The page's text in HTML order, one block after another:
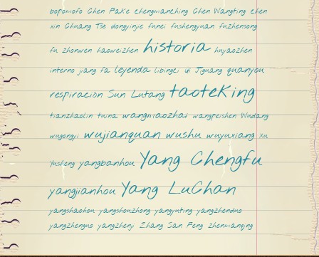
bopomofo Chen Fake chengmanching Chen Wangting chen
xin Chuang Tsé dongyinjie funei fushengyuan fuzhensong
fu zhonwen haoweizhen historia huyaozhen
interno jiang fa leyenda libingci Qi Jiguang quanyou
respiración Sun Lutang taoteking
tianzhaolin tuina wangmaozhai wangpeishen Wudang
wugongyi wujianquan wushu wuyuxiang Xu
Yusheng yangbanhou Yang Chengfu
yangjianhou Yang LuChan
yangshaohou yangshouzhong yangyuting yangzhenduo
yangzhenguo yangzhenji Zhang San Feng zhenmanqing